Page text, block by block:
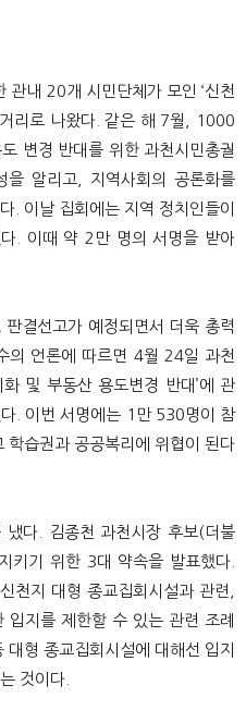
관내 20개 시민단체가 모인 ‘신천
리로 나왔다. 같은 해 7월, 1000
변경 반대를 위한 과천시민총궐
을 알리고, 지역사회의 공론화를
. 이날 집회에는 지역 정치인들이
. 이때 약 2만 명의 서명을 받아
결선고가 예정되면서 더욱 총력
의 언론에 따르면 4월 24일 과천
및 부동산 용도변경 반대’에 관
. 이번 서명에는 1만 530명이 참
학습권과 공공복리에 위협이 된다
냈다. 김종천 과천시장 후보(더불
키기 위한 3대 약속을 발표했다.
천지 대형 종교집회시설과 관련,
지를 제한할 수 있는 관련 조례
형 종교집회시설에 대해선 입지
것이다.